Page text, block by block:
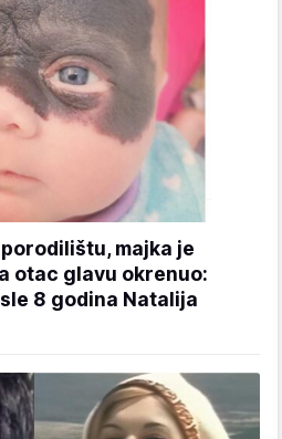
majka je
otac glavu okrenuo:
8 godina Natalija